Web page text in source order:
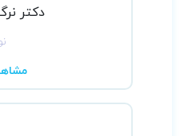
دکتر